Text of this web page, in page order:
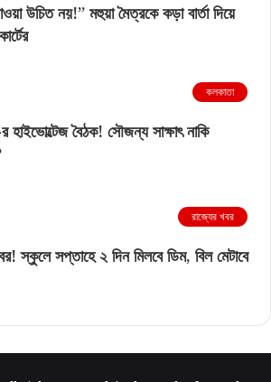
উচিত নয়!” মহুয়া মৈত্রকে কড়া বার্তা দিয়ে
কলকাতা
হাইভোল্টেজ বৈঠক! সৌজন্য সাক্ষাৎ নাকি
রাজ্যের খবর
স্কুলে সপ্তাহে ২ দিন মিলবে ডিম, বিল মেটাবে